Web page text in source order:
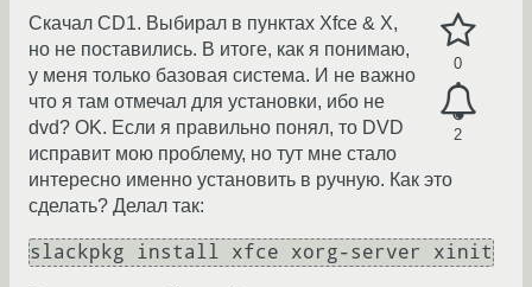
0
2
Скачал CD1. Выбирал в пунктах Xfce & X,
но не поставились. В итоге, как я понимаю,
у меня только базовая система. И не важно
что я там отмечал для установки, ибо не
dvd? OK. Если я правильно понял, то DVD
исправит мою проблему, но тут мне стало
интересно именно установить в ручную. Как это
сделать? Делал так:
slackpkg install xfce xorg-server xinit